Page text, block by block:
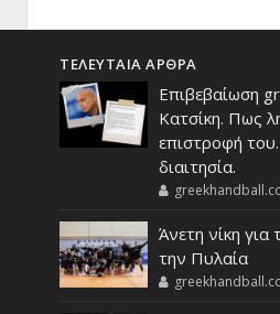
ΤΕΛΕΥΤΑΙΑ ΑΡΘΡΑ
Επιβεβαίωση
Κατσίκη. Πως
επιστροφή
διαιτησία.
Άνετη νίκη
την Πυλαία